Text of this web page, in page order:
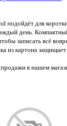
подойдёт для
день.
записать всё
из картона
в нашем